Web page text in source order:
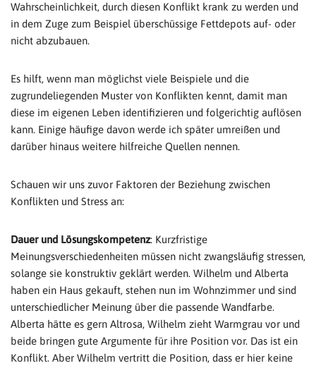
Wahrscheinlichkeit, durch diesen Konflikt krank zu werden und
in dem Zuge zum Beispiel überschüssige Fettdepots auf- oder
nicht abzubauen.
Es hilft, wenn man möglichst viele Beispiele und die
zugrundeliegenden Muster von Konflikten kennt, damit man
diese im eigenen Leben identifizieren und folgerichtig auflösen
kann. Einige häufige davon werde ich später umreißen und
darüber hinaus weitere hilfreiche Quellen nennen.
Schauen wir uns zuvor Faktoren der Beziehung zwischen
Konflikten und Stress an:
Dauer und Lösungskompetenz: Kurzfristige
Meinungsverschiedenheiten müssen nicht zwangsläufig stressen,
solange sie konstruktiv geklärt werden. Wilhelm und Alberta
haben ein Haus gekauft, stehen nun im Wohnzimmer und sind
unterschiedlicher Meinung über die passende Wandfarbe.
Alberta hätte es gern Altrosa, Wilhelm zieht Warmgrau vor und
beide bringen gute Argumente für ihre Position vor. Das ist ein
Konflikt. Aber Wilhelm vertritt die Position, dass er hier keine